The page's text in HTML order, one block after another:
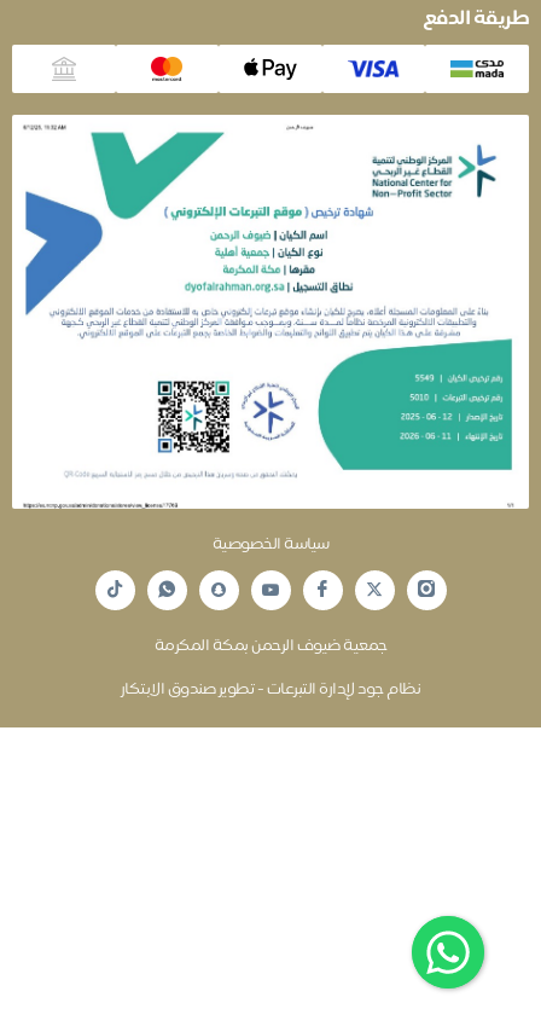
الدفع
سياسة الخصوصية
جمعية ضيوف الرحمن بمكة المكرمة
نظام جود لإدارة التبرعات - تطوير صندوق الابتكار